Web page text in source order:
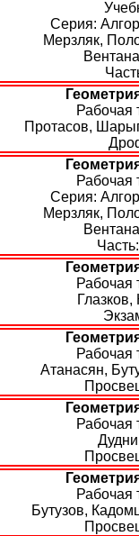
Мерзляк,
Рабочая
Протасов,
Рабочая
Мерзляк,
Рабочая
Рабочая
Атанасян,
Рабочая
Рабочая
Бутузов,